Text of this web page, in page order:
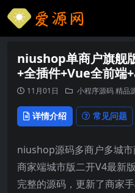
niushop单商户旗舰
+全插件+Vue全前端
11月01日 小程序源码精品
详情介绍 常见问题
niushop源码多商户多城
商家端城市版二开V4最新
完整的源码，更新了商家